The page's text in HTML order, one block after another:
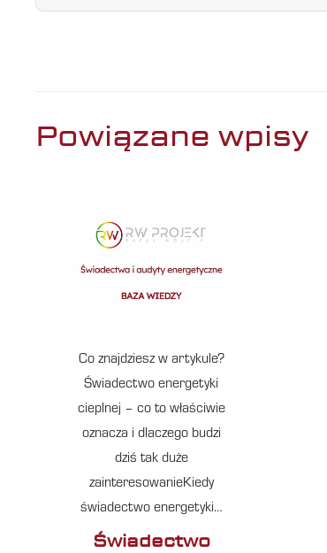
Powiązane wpisy
Co znajdziesz w artykule?
Świadectwo energetyki
cieplnej – co to właściwie
oznacza i dlaczego budzi
dziś tak duże
zainteresowanieKiedy
świadectwo energetyki…
Świadectwo